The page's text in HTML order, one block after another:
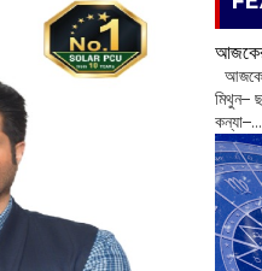
মিথুন–
কন্যা–...